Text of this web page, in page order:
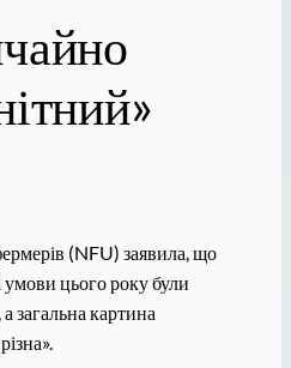
(NFU) заявила, що
умови цього року були
загальна картина